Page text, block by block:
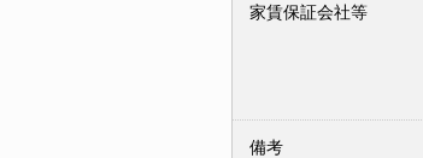
家賃保証会社等
備考